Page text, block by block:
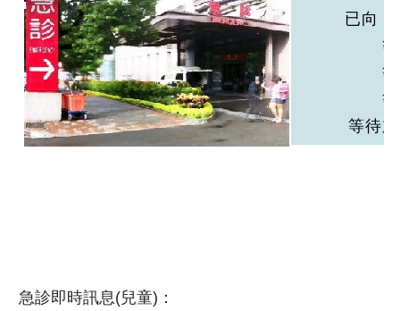
急診即時訊息(兒童)：